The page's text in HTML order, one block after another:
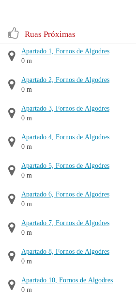
Ruas Próximas
Apartado 1, Fornos de Algodres
0 m
Apartado 2, Fornos de Algodres
0 m
Apartado 3, Fornos de Algodres
0 m
Apartado 4, Fornos de Algodres
0 m
Apartado 5, Fornos de Algodres
0 m
Apartado 6, Fornos de Algodres
0 m
Apartado 7, Fornos de Algodres
0 m
Apartado 8, Fornos de Algodres
0 m
Apartado 10, Fornos de Algodres
0 m